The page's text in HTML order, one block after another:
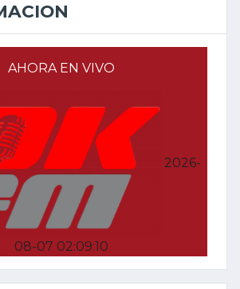
AHORA EN VIVO
2026-
08-07 02:09:10